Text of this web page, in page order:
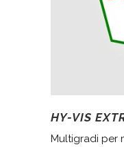
HY-VIS
Multigradi per